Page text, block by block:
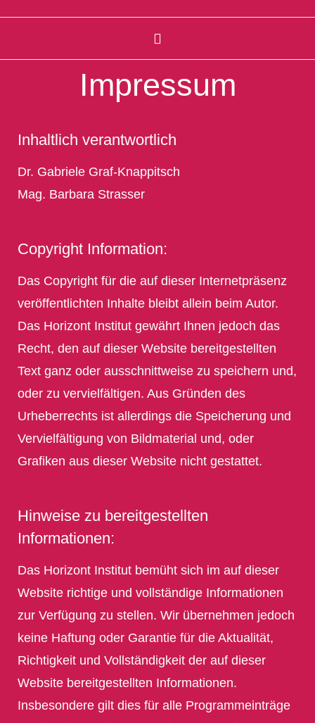
Impressum
Inhaltlich verantwortlich
Dr. Gabriele Graf-Knappitsch
Mag. Barbara Strasser
Copyright Information:
Das Copyright für die auf dieser Internetpräsenz
veröffentlichten Inhalte bleibt allein beim Autor.
Das Horizont Institut gewährt Ihnen jedoch das
Recht, den auf dieser Website bereitgestellten
Text ganz oder ausschnittweise zu speichern und,
oder zu vervielfältigen. Aus Gründen des
Urheberrechts ist allerdings die Speicherung und
Vervielfältigung von Bildmaterial und, oder
Grafiken aus dieser Website nicht gestattet.
Hinweise zu bereitgestellten
Informationen:
Das Horizont Institut bemüht sich im auf dieser
Website richtige und vollständige Informationen
zur Verfügung zu stellen. Wir übernehmen jedoch
keine Haftung oder Garantie für die Aktualität,
Richtigkeit und Vollständigkeit der auf dieser
Website bereitgestellten Informationen.
Insbesondere gilt dies für alle Programmeinträge